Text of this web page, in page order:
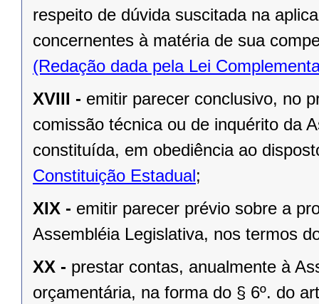
respeito de dúvida suscitada na
concernentes à matéria de sua
(Redação dada pela Lei
XVIII - emitir parecer conclusivo, no
comissão técnica ou de inquérito da
constituída, em obediência ao
Constituição Estadual;
XIX - emitir parecer prévio sobre a
Assembléia Legislativa, nos termos
XX - prestar contas, anualmente à
orçamentária, na forma do § 6º. do